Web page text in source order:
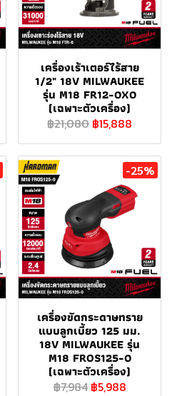
เครื่องเร้าเตอร์ไร้สาย
1/2" 18V MILWAUKEE
รุ่น M18 FR12-0X0
(เฉพาะตัวเครื่อง)
฿21,080 ฿15,888
-25%
เครื่องขัดกระดาษทราย
แบบลูกเบี้ยว 125 มม.
18V MILWAUKEE รุ่น
M18 FROS125-0
(เฉพาะตัวเครื่อง)
฿7,984 ฿5,988